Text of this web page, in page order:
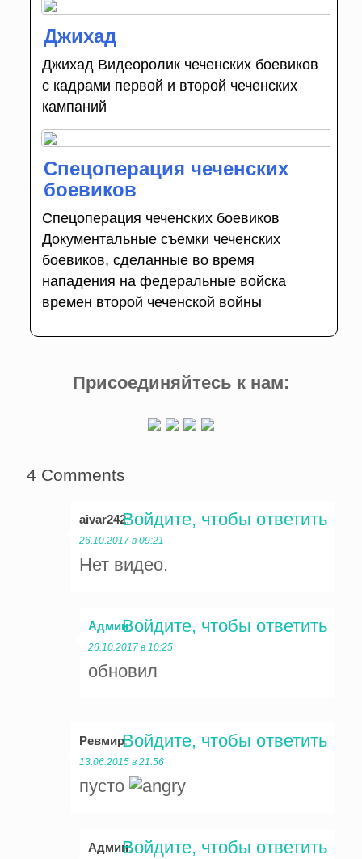
Джихад
Джихад Видеоролик чеченских боевиков
с кадрами первой и второй чеченских
кампаний
Спецоперация чеченских
боевиков
Спецоперация чеченских боевиков
Документальные съемки чеченских
боевиков, сделанные во время
нападения на федеральные войска
времен второй чеченской войны
Присоединяйтесь к нам:
4 Comments
aivar242:
26.10.2017 в 09:21
Нет видео.
Войдите, чтобы ответить
Админ:
26.10.2017 в 10:25
обновил
Войдите, чтобы ответить
Ревмир:
13.06.2015 в 21:56
пусто
Войдите, чтобы ответить
Админ:
Войдите, чтобы ответить